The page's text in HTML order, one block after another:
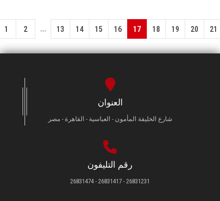
1 2 ... 13 14 15 16 17 18 19 20 21
العنوان
شارع الخليفة المأمون - العباسية - القاهرة - مصر
رقم التليفون
26831231 - 26831417 - 26831474